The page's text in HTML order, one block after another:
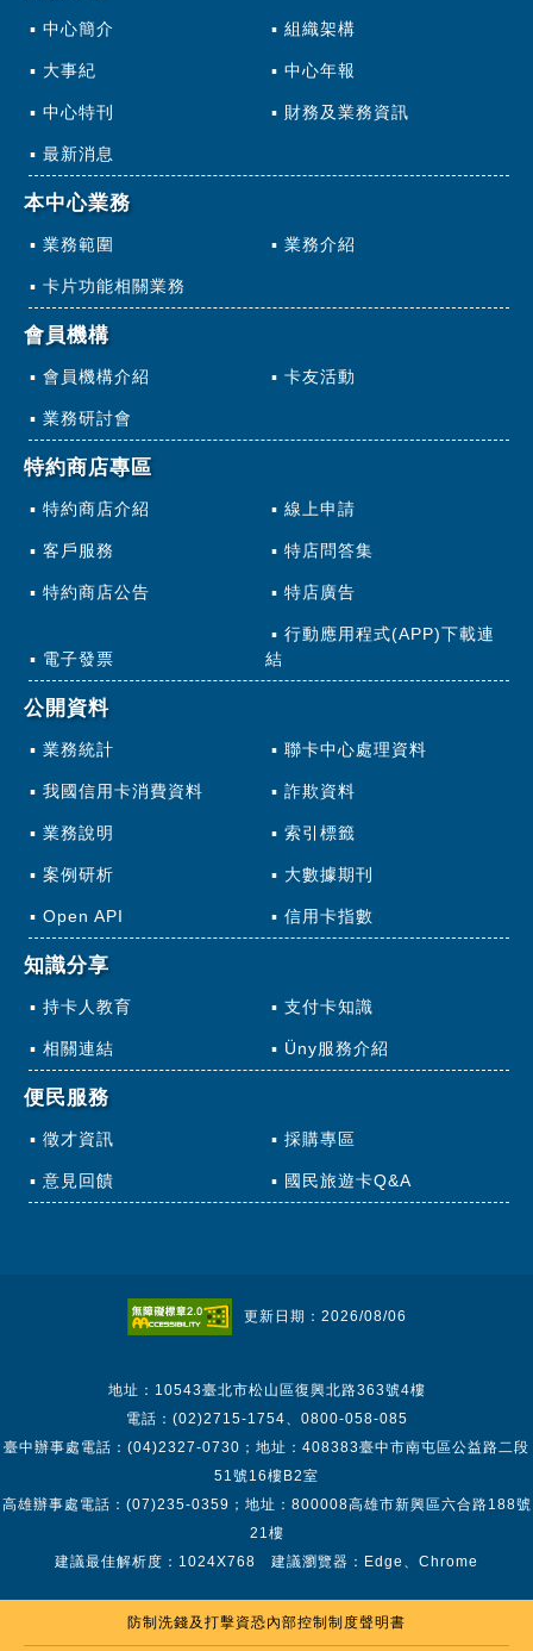
中心簡介 組織架構
大事紀 中心年報
中心特刊 財務及業務資訊
最新消息
本中心業務
業務範圍 業務介紹
卡片功能相關業務
會員機構
會員機構介紹 卡友活動
業務研討會
特約商店專區
特約商店介紹 線上申請
客戶服務 特店問答集
特約商店公告 特店廣告
電子發票
行動應用程式(APP)下載連
結
公開資料
業務統計 聯卡中心處理資料
我國信用卡消費資料 詐欺資料
業務說明 索引標籤
案例研析 大數據期刊
Open API 信用卡指數
知識分享
持卡人教育 支付卡知識
相關連結 Üny服務介紹
便民服務
徵才資訊 採購專區
意見回饋 國民旅遊卡Q&A
更新日期：2026/08/06
地址：10543臺北市松山區復興北路363號4樓
電話：(02)2715-1754、0800-058-085
臺中辦事處電話：(04)2327-0730；地址：408383臺中市南屯區公益路二段
51號16樓B2室
高雄辦事處電話：(07)235-0359；地址：800008高雄市新興區六合路188號
21樓
建議最佳解析度：1024X768 建議瀏覽器：Edge、Chrome
防制洗錢及打擊資恐內部控制制度聲明書